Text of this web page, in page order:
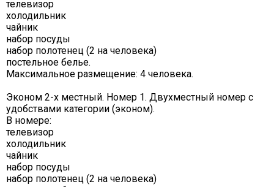
телевизор
холодильник
чайник
набор посуды
набор полотенец (2 на человека)
постельное белье.
Максимальное размещение: 4 человека.
Эконом 2-х местный. Номер 1. Двухместный номер с
удобствами категории (эконом).
В номере:
телевизор
холодильник
чайник
набор посуды
набор полотенец (2 на человека)